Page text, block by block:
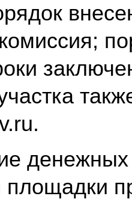
площадки